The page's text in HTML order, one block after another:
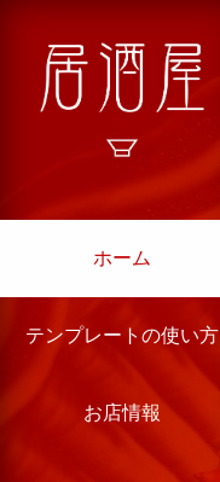
ホーム
テンプレートの使い方
お店情報